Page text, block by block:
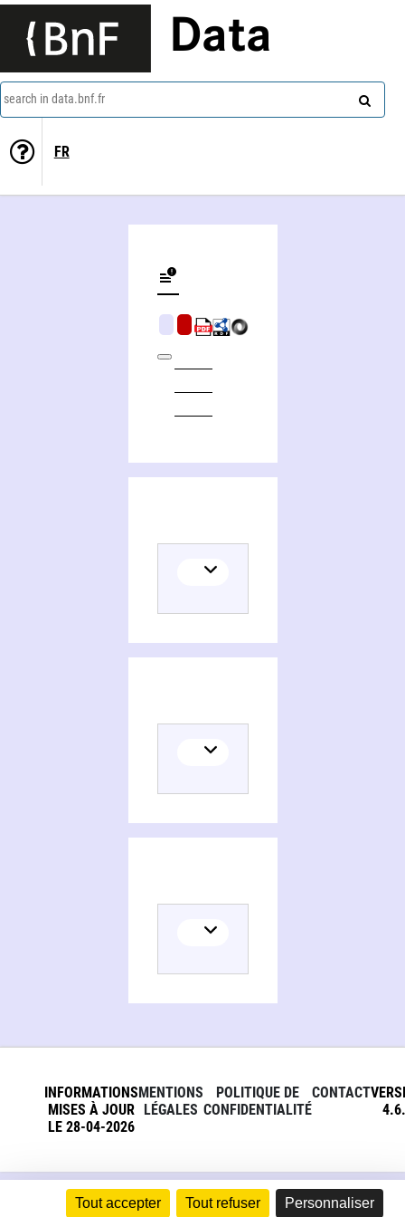
Tout accepter Tout refuser Personnaliser
Data
search in data.bnf.fr
FR
INFORMATIONS
MISES À JOUR
LE 28-04-2026
MENTIONS
LÉGALES
POLITIQUE DE
CONFIDENTIALITÉ
CONTACT